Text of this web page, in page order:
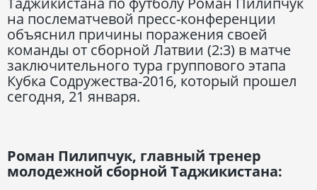
на послематчевой пресс-конференции
объяснил причины поражения своей
команды от сборной Латвии (2:3) в матче
заключительного тура группового этапа
Кубка Содружества-2016, который прошел
сегодня, 21 января.
Роман Пилипчук, главный тренер
молодежной сборной Таджикистана: